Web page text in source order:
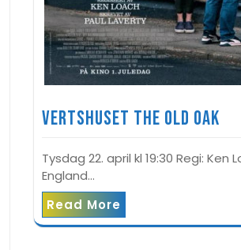
Vertshuset The Old Oak
Tysdag 22. april kl 19:30 Regi: Ken
England…
Read More